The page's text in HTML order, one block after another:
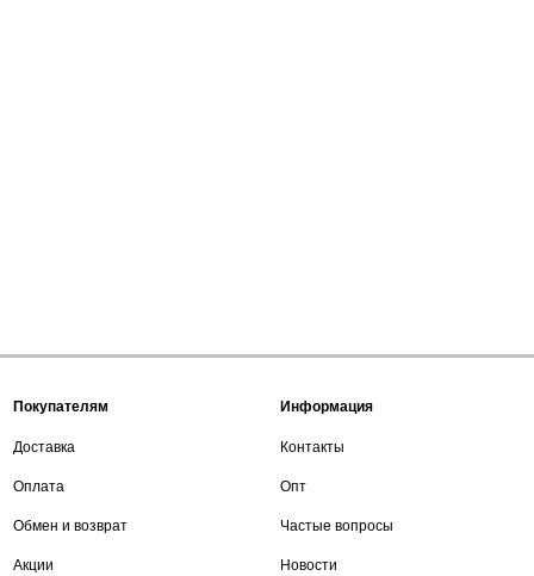
Покупателям
Доставка
Оплата
Обмен и возврат
Акции
Информация
Контакты
Опт
Частые вопросы
Новости